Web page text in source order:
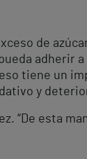
de
adherir
tiene un
y
“De esta